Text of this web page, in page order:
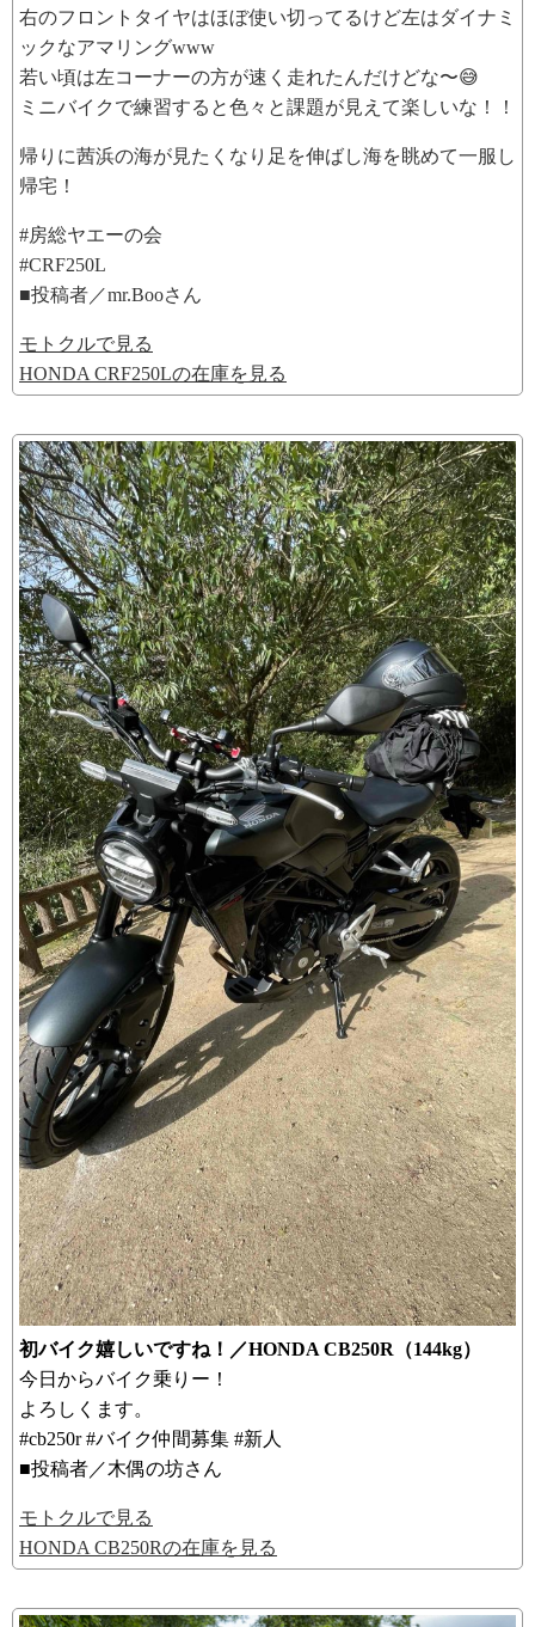
右のフロントタイヤはほぼ使い切ってるけど左はダイナミ
ックなアマリングwww
若い頃は左コーナーの方が速く走れたんだけどな〜😅
ミニバイクで練習すると色々と課題が見えて楽しいな！！
帰りに茜浜の海が見たくなり足を伸ばし海を眺めて一服し
帰宅！
#房総ヤエーの会
#CRF250L
■投稿者／mr.Booさん
モトクルで見る
HONDA CRF250Lの在庫を見る
初バイク嬉しいですね！／HONDA CB250R（144kg）
今日からバイク乗りー！
よろしくます。
#cb250r #バイク仲間募集 #新人
■投稿者／木偶の坊さん
モトクルで見る
HONDA CB250Rの在庫を見る